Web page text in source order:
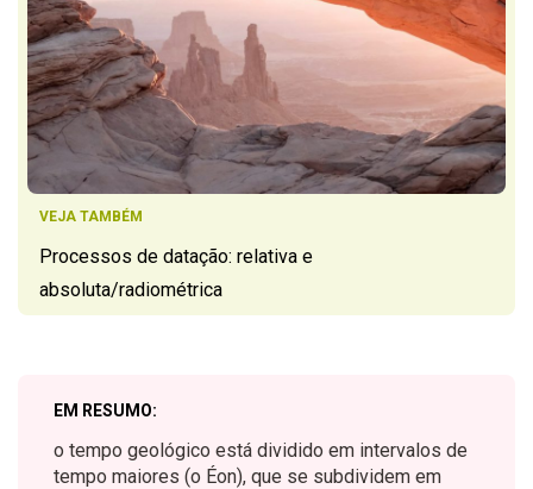
VEJA TAMBÉM
Processos de datação: relativa e
absoluta/radiométrica
EM RESUMO:
o tempo geológico está dividido em intervalos de
tempo maiores (o Éon), que se subdividem em